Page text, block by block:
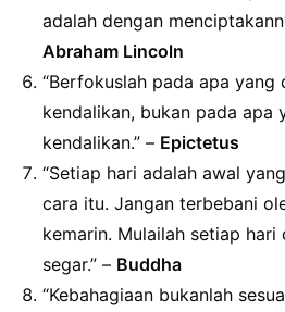
adalah dengan
Abraham Lincoln
“Berfokuslah pada apa yang
kendalikan, bukan pada apa
kendalikan.” – Epictetus
“Setiap hari adalah awal
cara itu. Jangan terbebani
kemarin. Mulailah setiap
segar.” – Buddha
“Kebahagiaan bukanlah